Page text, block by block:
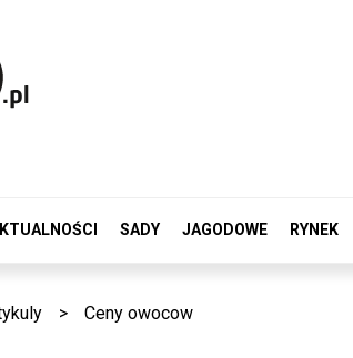
SADY JAGODOWE RYNEK
> Ceny owocow